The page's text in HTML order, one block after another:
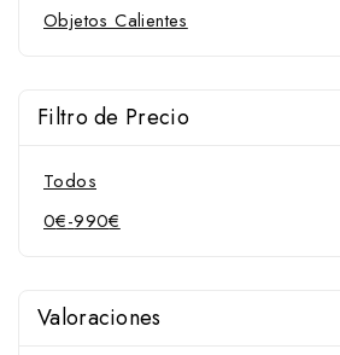
Inglesas
Menorquinas
Presentación
Objetos Calientes
Filtro de Precio
Todos
0€-990€
Valoraciones